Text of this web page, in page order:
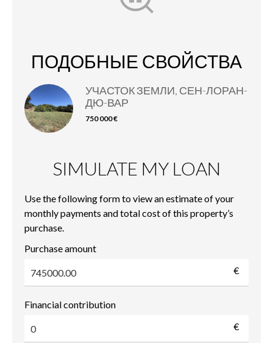
ПОДОБНЫЕ СВОЙСТВА
УЧАСТОК ЗЕМЛИ, СЕН-ЛОРАН-
ДЮ-ВАР
750 000 €
SIMULATE MY LOAN
Use the following form to view an estimate of your
monthly payments and total cost of this property’s
purchase.
Purchase amount
€
Financial contribution
€